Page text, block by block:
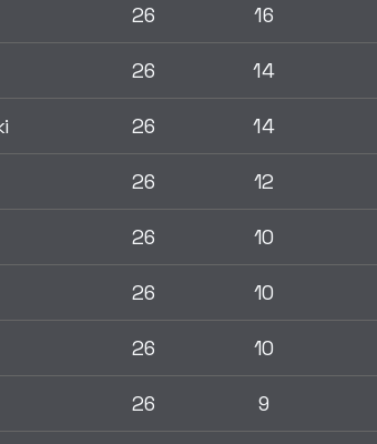
26 16
26 14
26 14
26 12
26 10
26 10
26 10
26 9